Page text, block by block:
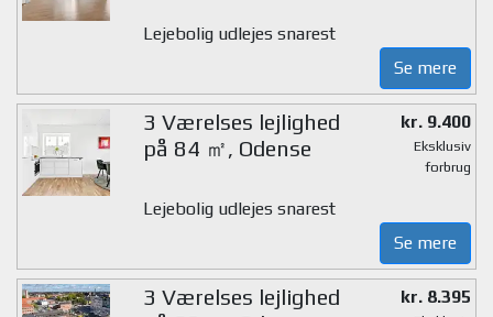
Lejebolig udlejes snarest
Se mere
3 Værelses lejlighed
på 84 ㎡, Odense
kr. 9.400
Eksklusiv
forbrug
Lejebolig udlejes snarest
Se mere
3 Værelses lejlighed
kr. 8.395